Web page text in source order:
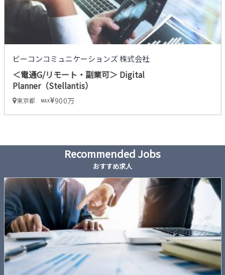
ビーコンコミュニケーションズ 株式会社
＜電通G/リモート・副業可＞ Digital
Planner（Stellantis）
東京都 MAX 900万
Recommended Jobs
おすすめ求人